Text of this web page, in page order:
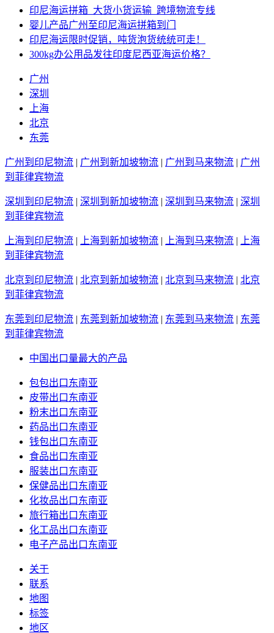
印尼海运拼箱_大货小货运输_跨境物流专线
婴儿产品广州至印尼海运拼箱到门
印尼海运限时促销，吨货泡货统统可走！
300kg办公用品发往印度尼西亚海运价格？
广州
深圳
上海
北京
东莞
广州到印尼物流 | 广州到新加坡物流 | 广州到马来物流 | 广州
到菲律宾物流
深圳到印尼物流 | 深圳到新加坡物流 | 深圳到马来物流 | 深圳
到菲律宾物流
上海到印尼物流 | 上海到新加坡物流 | 上海到马来物流 |
上海
到菲律宾物流
北京到印尼物流 | 北京到新加坡物流 | 北京到马来物流 | 北京
到菲律宾物流
东莞到印尼物流 | 东莞到新加坡物流 | 东莞到马来物流 | 东莞
到菲律宾物流
中国出口量最大的产品
包包出口东南亚
皮带出口东南亚
粉末出口东南亚
药品出口东南亚
钱包出口东南亚
食品出口东南亚
服装出口东南亚
保健品出口东南亚
化妆品出口东南亚
旅行箱出口东南亚
化工品出口东南亚
电子产品出口东南亚
关于
联系
地图
标签
地区